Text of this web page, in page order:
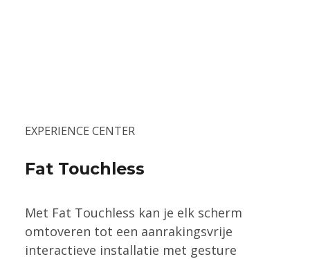
EXPERIENCE CENTER
Fat Touchless
Met Fat Touchless kan je elk scherm
omtoveren tot een aanrakingsvrije
interactieve installatie met gesture